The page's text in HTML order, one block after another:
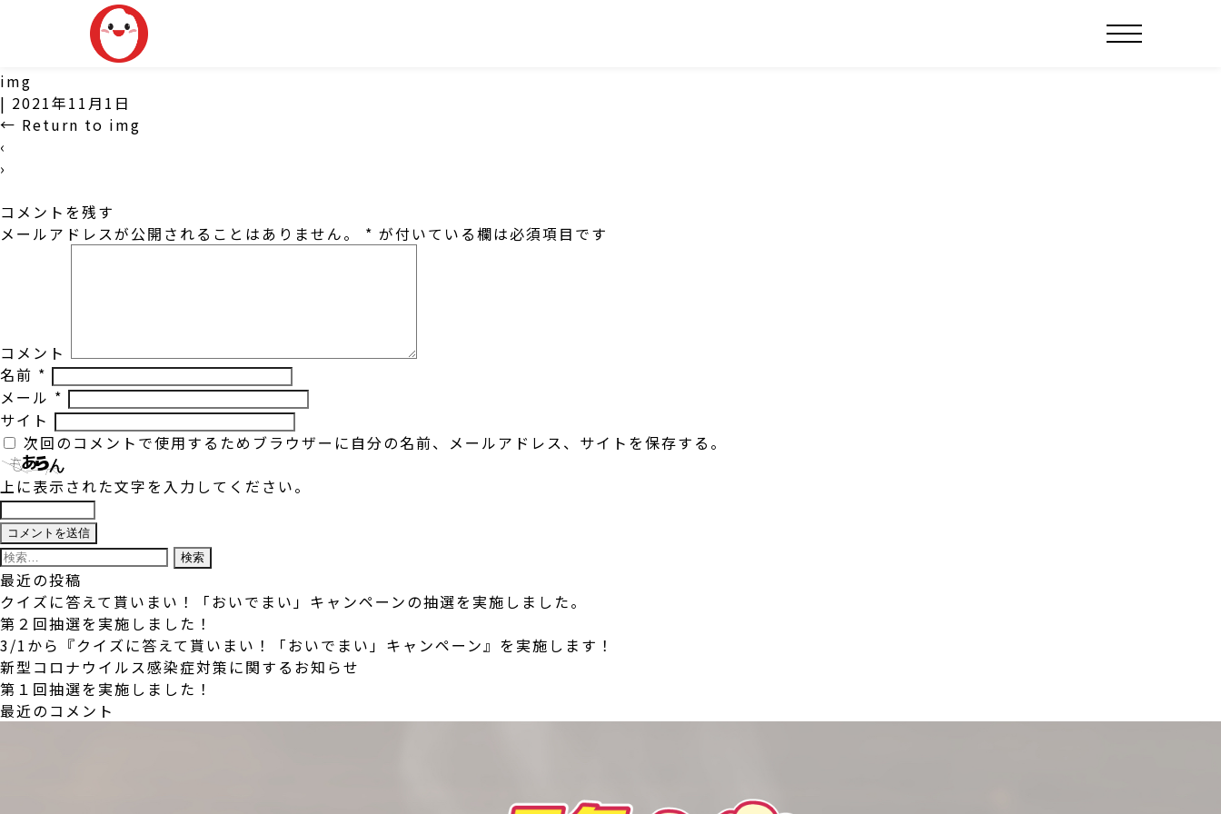
img
| 2021年11月1日
← Return to img
‹
›
コメントを残す
メールアドレスが公開されることはありません。
* が付いている欄は必須項目です
コメント
名前 *
メール *
サイト
次回のコメントで使用するためブラウザーに自分の名前、メールアドレス、サイトを保存する。
上に表示された文字を入力してください。
検
索:
最近の投稿
クイズに答えて貰いまい！「おいでまい」キャンペーンの抽選を実施しました。
第２回抽選を実施しました！
3/1から『クイズに答えて貰いまい！「おいでまい」キャンペーン』を実施します！
新型コロナウイルス感染症対策に関するお知らせ
第１回抽選を実施しました！
最近のコメント